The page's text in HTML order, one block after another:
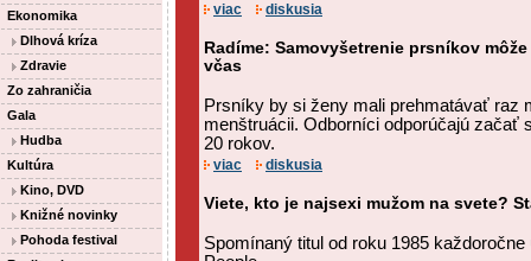
Ekonomika
Dlhová kríza
Zdravie
Zo zahraničia
Gala
Hudba
Kultúra
Kino, DVD
Knižné novinky
Pohoda festival
viac diskusia
Radíme: Samovyšetrenie prsníkov
včas
Prsníky by si ženy mali prehmatávať raz
menštruácii. Odborníci odporúčajú začať
20 rokov.
viac diskusia
Viete, kto je najsexi mužom na svete?
Spomínaný titul od roku 1985